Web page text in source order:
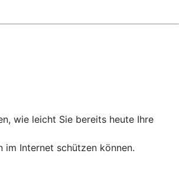
wie leicht Sie bereits heute Ihre
im Internet schützen können.